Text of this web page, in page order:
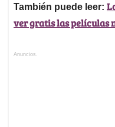
También puede leer:
ver gratis las películas
Anuncios.